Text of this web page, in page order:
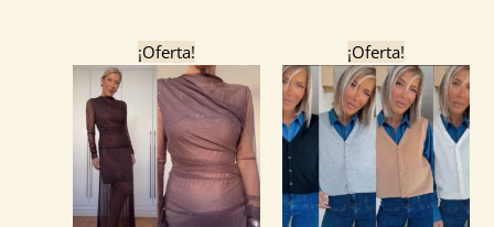
¡Oferta!
El
precio
original
era:
33.99€.
precio
actual
es:
16.99€.
¡Oferta!
El
precio
original
era:
13.99€.
precio
actual
es:
6.99€.